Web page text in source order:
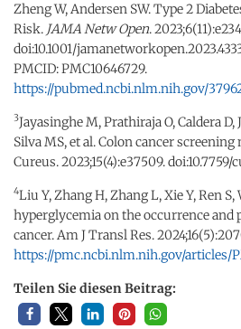
Zheng W, Andersen SW. Type 2
Risk. JAMA Netw Open.
doi:10.1001/
PMCID: PMC10646729.
https://pubmed.ncbi.nlm.nih.gov/
3Jayasinghe M, Prathiraja O, Caldera D,
Silva MS, et al. Colon cancer
Cureus. 2023;15(4):e37509.
4Liu Y, Zhang H, Zhang L, Xie Y, Ren S,
hyperglycemia on the occurrence and
cancer. Am J Transl Res.
https://pmc.ncbi.nlm.nih.gov/articles/
Teilen Sie diesen Beitrag: